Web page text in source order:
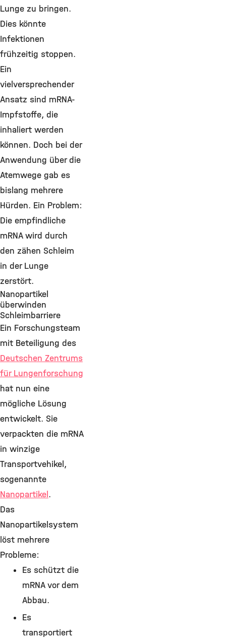
Lunge zu bringen.
Dies könnte
Infektionen
frühzeitig stoppen.
Ein
vielversprechender
Ansatz sind mRNA-
Impfstoffe, die
inhaliert werden
können. Doch bei der
Anwendung über die
Atemwege gab es
bislang mehrere
Hürden. Ein Problem:
Die empfindliche
mRNA wird durch
den zähen Schleim
in der Lunge
zerstört.
Nanopartikel
überwinden
Schleimbarriere
Ein Forschungsteam
mit Beteiligung des
Deutschen Zentrums
für Lungenforschung
hat nun eine
mögliche Lösung
entwickelt. Sie
verpackten die mRNA
in winzige
Transportvehikel,
sogenannte
Nanopartikel.
Das
Nanopartikelsystem
löst mehrere
Probleme:
Es schützt die
mRNA vor dem
Abbau.
Es
transportiert